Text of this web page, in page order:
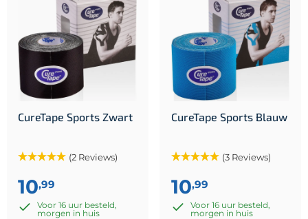
CureTape Sports Zwart
(2 Reviews)
10,99
Voor 16 uur besteld,
morgen in huis
CureTape Sports Blauw
(3 Reviews)
10,99
Voor 16 uur besteld,
morgen in huis